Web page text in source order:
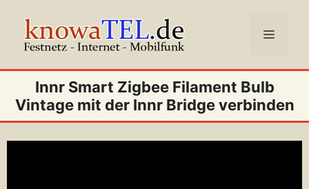
Inhalt
springen
Menü
Innr Smart Zigbee Filament Bulb
Vintage mit der Innr Bridge verbinden